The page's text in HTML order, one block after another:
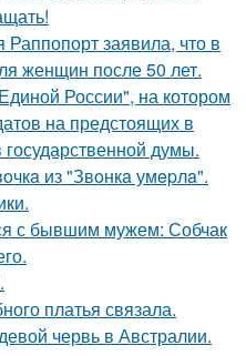
Раппопорт заявила, что в
женщин после 50 лет.
России", на котором
на предстоящих в
думы.
из "Звoнкa умepлa".
с бывшим мужем: Собчак
платья связала.
червь в Австралии.